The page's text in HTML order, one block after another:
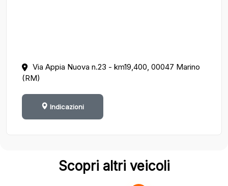
Via Appia Nuova n.23 - km19,400, 00047 Marino
(RM)
Indicazioni
Scopri altri veicoli